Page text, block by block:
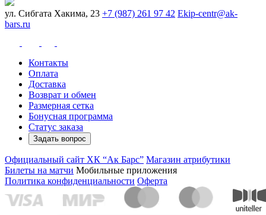
ул. Сибгата Хакима, 23 +7 (987) 261 97 42 Ekip-centr@ak-
bars.ru
Контакты
Оплата
Доставка
Возврат и обмен
Размерная сетка
Бонусная программа
Статус заказа
Задать вопрос
Официальный сайт ХК “Ак Барс” Магазин атрибутики
Билеты на матчи Мобильные приложения
Политика конфиденциальности Оферта